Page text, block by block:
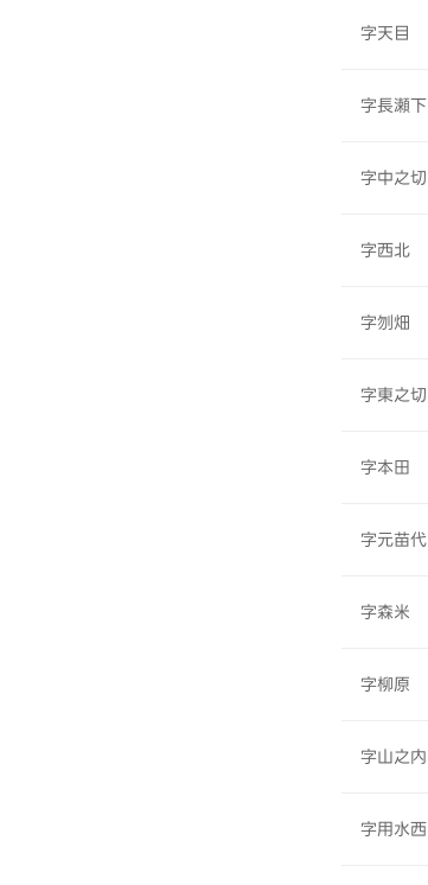
字天目
字長瀬下
字中之切
字西北
字刎畑
字東之切
字本田
字元苗代
字森米
字柳原
字山之内
字用水西